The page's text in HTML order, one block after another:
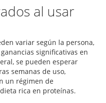
al usar
variar según la persona,
significativas en
se pueden esperar
semanas de uso,
un régimen de
rica en proteínas.